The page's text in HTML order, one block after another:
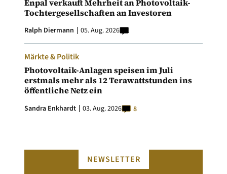
Enpal verkauft Mehrheit an Photovoltaik-
Tochtergesellschaften an Investoren
Ralph Diermann 05. Aug. 2026
Märkte & Politik
Photovoltaik-Anlagen speisen im Juli
erstmals mehr als 12 Terawattstunden ins
öffentliche Netz ein
Sandra Enkhardt 03. Aug. 2026 8
NEWSLETTER